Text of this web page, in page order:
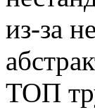
из-за
ТОП